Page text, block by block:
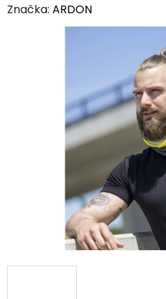
hodnotenie
hviezdičiek.
Značka: ARDON